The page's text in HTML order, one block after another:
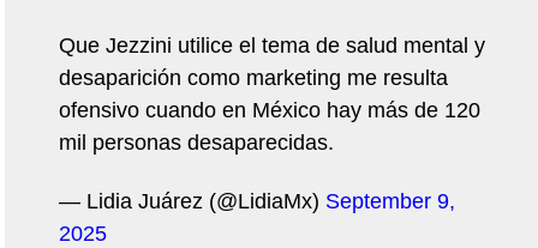
Que Jezzini utilice el tema de salud mental y
desaparición como marketing me resulta
ofensivo cuando en México hay más de 120
mil personas desaparecidas.
— Lidia Juárez (@LidiaMx) September 9,
2025